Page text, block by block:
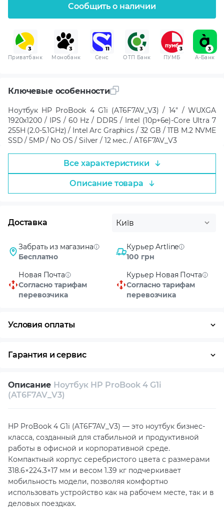
Сообщить о наличии
Приватбанк Монобанк Сенс ОТП Банк ПУМБ A-Банк
Ключевые особенности
Ноутбук HP ProBook 4 G1i (AT6F7AV_V3) / 14" / WUXGA
1920x1200 / IPS / 60 Hz / DDR5 / Intel (10p+6e)-Core Ultra 7
255H (2.0-5.1GHz) / Intel Arc Graphics / 32 GB / 1TB M.2 NVME
SSD / 5MP / No OS / Silver / 12 мес. / AT6F7AV_V3
Все характеристики
Описание товара
Доставка Київ
Забрать из магазина
Бесплатно
Курьер Artline
100 грн
Новая Почта
Согласно тарифам
перевозчика
Курьер Новая Почта
Согласно тарифам
перевозчика
Условия оплаты
Гарантия и сервис
Возврат и обмен в течение 14 дней
Техническая поддержка Консультация
Описание Ноутбук HP ProBook 4 G1i
(AT6F7AV_V3)
HP ProBook 4 G1i (AT6F7AV_V3) — это ноутбук бизнес-
класса, созданный для стабильной и продуктивной
работы в офисной и корпоративной среде.
Компактный корпус серебристого цвета с размерами
318.6×224.3×17 мм и весом 1.39 кг подчеркивает
мобильность модели, позволяя комфортно
использовать устройство как на рабочем месте, так и в
деловых поездках.